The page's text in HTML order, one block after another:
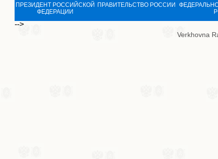
ПРЕЗИДЕНТ РОССИЙСКОЙ
ФЕДЕРАЦИИ
ПРАВИТЕЛЬСТВО РОССИИ
Verkhovna
-->